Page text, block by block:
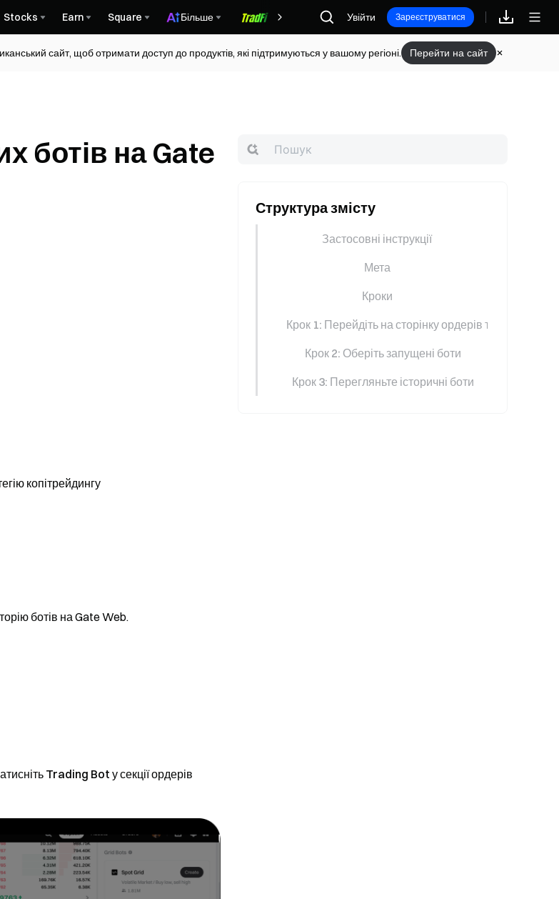
Stocks Earn Square Більше Винагороди
Увійти Зареєструватися
сайт, щоб отримати доступ до продуктів, які підтримуються у вашому регіоні. Перейти на сайт
ботів на Gate
копітрейдингу
ботів на Gate Web.
Trading Bot у секції ордерів
Структура змісту
Застосовні інструкції
Мета
Кроки
Крок 1: Перейдіть на сторінку ордерів торгових
Крок 2: Оберіть запущені боти
Крок 3: Перегляньте історичні боти